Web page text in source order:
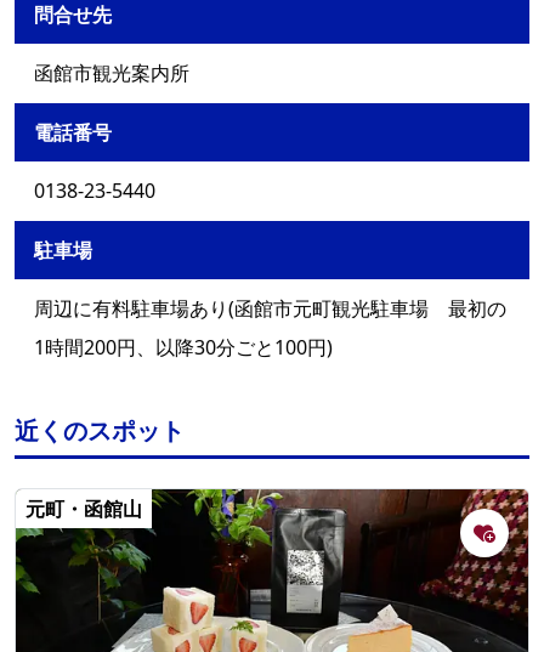
問合せ先
函館市観光案内所
電話番号
0138-23-5440
駐車場
周辺に有料駐車場あり(函館市元町観光駐車場 最初の
1時間200円、以降30分ごと100円)
近くのスポット
元町・函館山